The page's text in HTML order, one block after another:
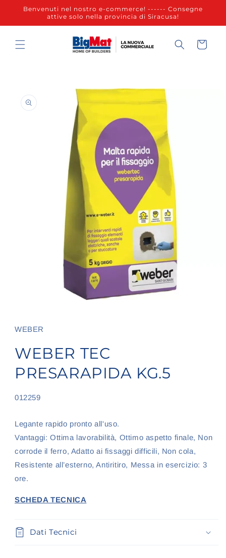
direttamente
ai contenuti
Benvenuti nel nostro e-commerce! ------ Consegne
attive solo nella provincia di Siracusa!
Carrello
informazioni
sul prodotto
1
in
modale
WEBER
WEBER TEC
PRESARAPIDA KG.5
SKU:
012259
Legante rapido pronto all'uso.
Vantaggi: Ottima lavorabilità, Ottimo aspetto finale, Non
corrode il ferro, Adatto ai fissaggi difficili, Non cola,
Resistente all’esterno, Antiritiro, Messa in esercizio: 3
ore.
SCHEDA TECNICA
Dati Tecnici